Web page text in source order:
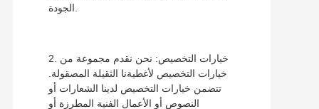
2. خيارات التخصيص: نحن نقدم مجموعة من
خيارات التخصيص لأغطيةنا الثقيلة المصقولة.
تتضمن خيارات التخصيص لدينا الشعارات أو
النصوص أو الأعمال الفنية المطرزة أو